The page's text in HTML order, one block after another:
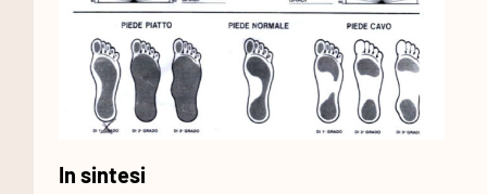
In sintesi